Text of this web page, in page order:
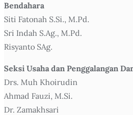
Bendahara
Siti Fatonah S.Si., M.Pd.
Sri Indah S.Ag., M.Pd.
Risyanto SAg.
Seksi Usaha dan Penggalangan
Drs. Muh Khoirudin
Ahmad Fauzi, M.Si.
Dr. Zamakhsari